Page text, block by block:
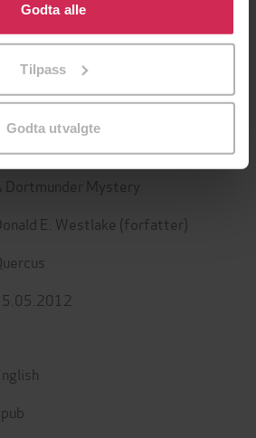
disse formålene. Du kan også
til spesifikke formål ved å klikke
Godta alle
Tilpass
Godta utvalgte
Utskudd
Dortmunder Mystery
E. Westlake (forfatter)